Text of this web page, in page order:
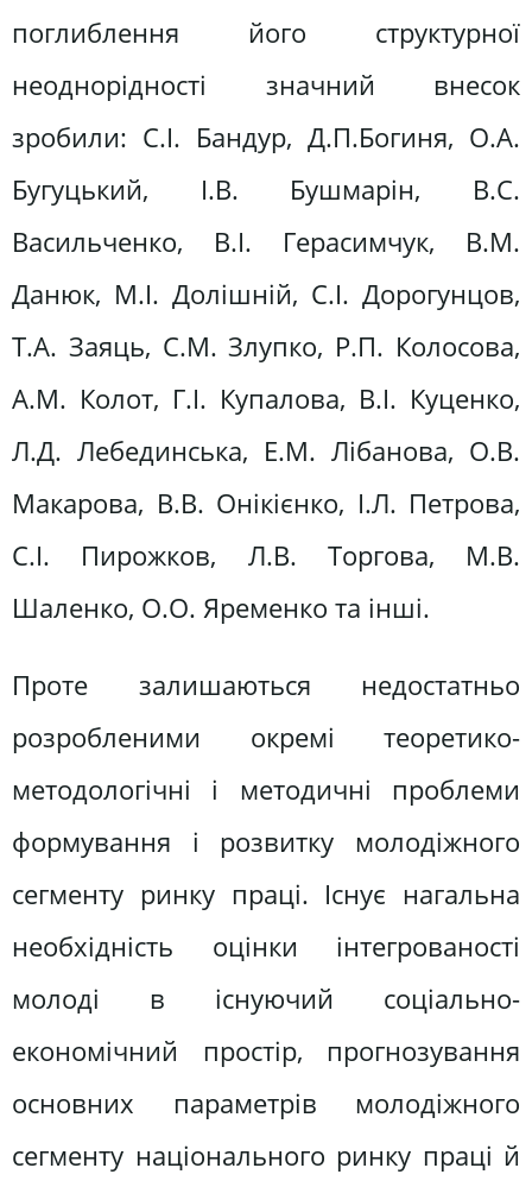
поглиблення його структурної
неоднорідності значний внесок
зробили: С.І. Бандур, Д.П.Богиня, О.А.
Бугуцький, І.В. Бушмарін, В.С.
Васильченко, В.І. Герасимчук, В.М.
Данюк, М.І. Долішній, С.І. Дорогунцов,
Т.А. Заяць, С.М. Злупко, Р.П. Колосова,
А.М. Колот, Г.І. Купалова, В.І. Куценко,
Л.Д. Лебединська, Е.М. Лібанова, О.В.
Макарова, В.В. Онікієнко, І.Л. Петрова,
С.І. Пирожков, Л.В. Торгова, М.В.
Шаленко, О.О. Яременко та інші.
Проте залишаються недостатньо
розробленими окремі теоретико-
методологічні і методичні проблеми
формування і розвитку молодіжного
сегменту ринку праці. Існує нагальна
необхідність оцінки інтегрованості
молоді в існуючий соціально-
економічний простір, прогнозування
основних параметрів молодіжного
сегменту національного ринку праці й